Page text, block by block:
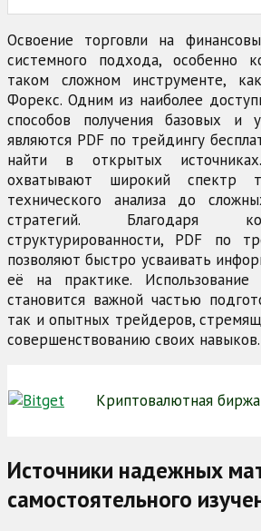
Освоение торговли на
системного подхода, особенно
таком сложном инструменте,
Форекс. Одним из наиболее
способов получения базовых и
являются PDF по трейдингу
найти в открытых
охватывают широкий
технического анализа до
стратегий. Благодаря
структурированности, PDF по
позволяют быстро усваивать
её на практике. Использование
становится важной частью
так и опытных трейдеров,
совершенствованию своих навыков.
Криптовалютная биржа
Источники надежных
самостоятельного